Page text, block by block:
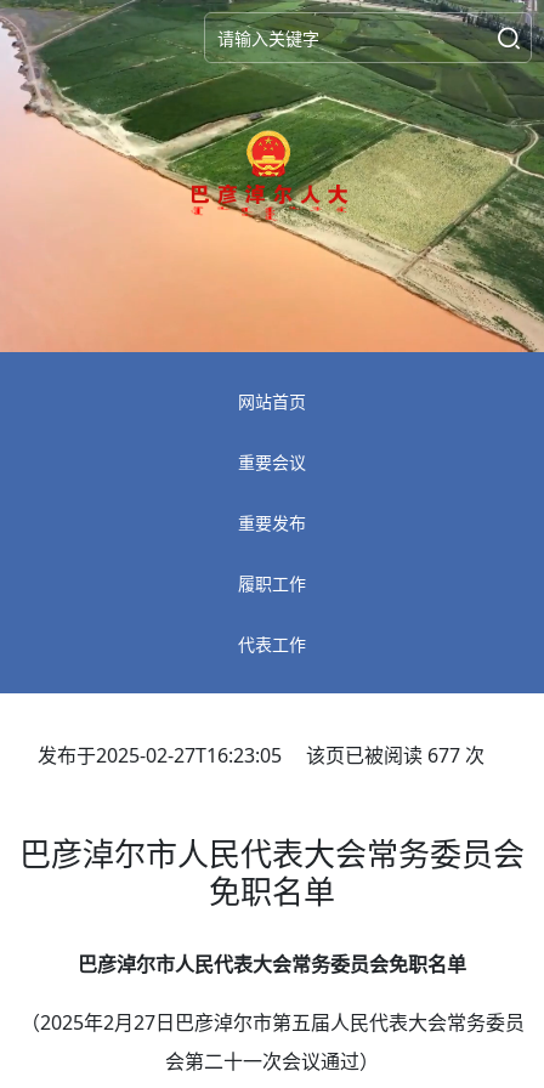
网站首页
重要会议
重要发布
履职工作
代表工作
发布于2025-02-27T16:23:05 该页已被阅读 677 次
巴彦淖尔市人民代表大会常务委员会
免职名单
巴彦淖尔市人民代表大会常务委员会免职名单
（2025年2月27日巴彦淖尔市第五届人民代表大会常务委员
会第二十一次会议通过）